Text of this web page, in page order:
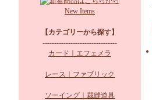
New Items
【カテゴリーから探す】
--------------------------------
カード｜エフェメラ
レース｜ファブリック
ソーイング｜裁縫道具